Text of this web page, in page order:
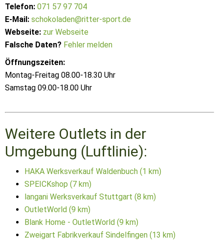
Telefon: 071 57 97 704
E-Mail: schokoladen@ritter-sport.de
Webseite: zur Webseite
Falsche Daten? Fehler melden
Öffnungszeiten:
Montag-Freitag 08.00-18.30 Uhr
Samstag 09.00-18.00 Uhr
Weitere Outlets in der
Umgebung (Luftlinie):
HAKA Werksverkauf Waldenbuch (1 km)
SPEICKshop (7 km)
langani Werksverkauf Stuttgart (8 km)
OutletWorld (9 km)
Blank Home - OutletWorld (9 km)
Zweigart Fabrikverkauf Sindelfingen (13 km)